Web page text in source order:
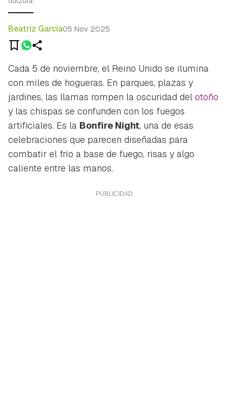
Beatriz García05 Nov 2025
Cada 5 de noviembre, el Reino Unido se ilumina
con miles de hogueras. En parques, plazas y
jardines, las llamas rompen la oscuridad del otoño
y las chispas se confunden con los fuegos
artificiales. Es la Bonfire Night, una de esas
celebraciones que parecen diseñadas para
combatir el frío a base de fuego, risas y algo
caliente entre las manos.